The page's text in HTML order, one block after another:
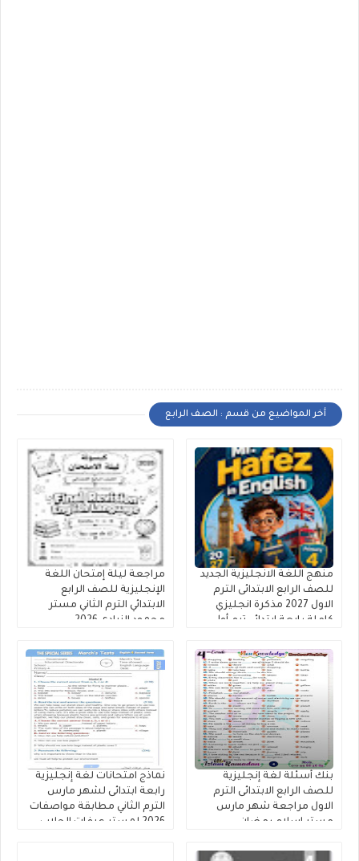
أخر المواضيع من قسم : الصف الرابع
منهج اللغة الانجليزية الجديد
للصف الرابع الابتدائى الترم
الاول 2027 مذكرة انجليزي
كاملة رابعة ابتدائي ترم أول
مراجعة ليلة إمتحان اللغة
الإنجليزية للصف الرابع
الابتدائي الترم الثاني مستر
محمود الزيادى 2026
بنك أسئلة لغة إنجليزية
للصف الرابع الابتدائى الترم
الاول مراجعة شهر مارس
مستر إسلام رمضان.
نماذج امتحانات لغة إنجليزية
رابعة ابتدائى لشهر مارس
الترم الثاني مطابقة مواصفات
2026 لمستر عرفات الحلاب